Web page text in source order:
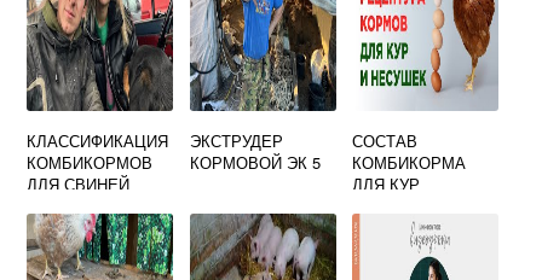
КЛАССИФИКАЦИЯ
КОМБИКОРМОВ
ДЛЯ СВИНЕЙ
ЭКСТРУДЕР
КОРМОВОЙ ЭК 5
СОСТАВ
КОМБИКОРМА
ДЛЯ КУР
СВОИМИ РУКАМИ